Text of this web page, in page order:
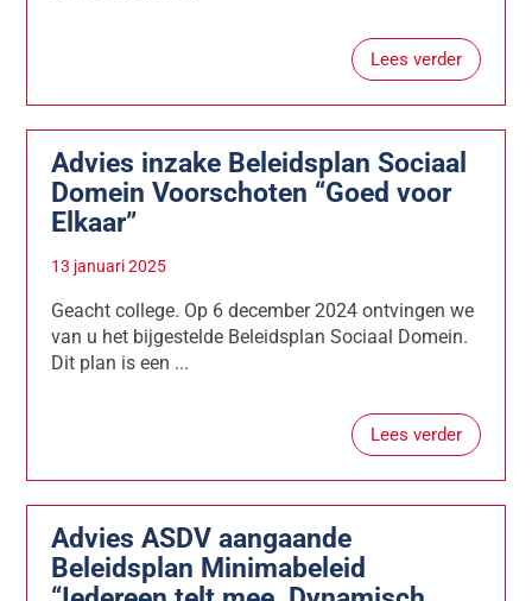
Lees verder
Advies inzake Beleidsplan Sociaal
Domein Voorschoten “Goed voor
Elkaar”
13 januari 2025
Geacht college. Op 6 december 2024 ontvingen we
van u het bijgestelde Beleidsplan Sociaal Domein.
Dit plan is een ...
Lees verder
Advies ASDV aangaande
Beleidsplan Minimabeleid